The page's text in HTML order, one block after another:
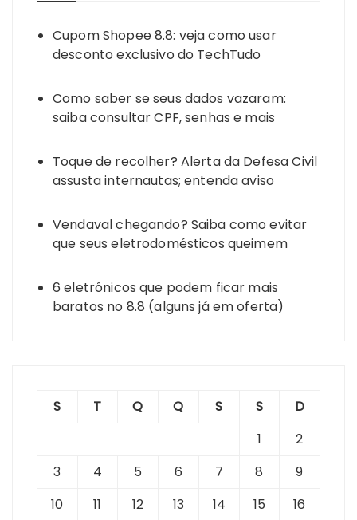
Cupom Shopee 8.8: veja como usar
desconto exclusivo do TechTudo
Como saber se seus dados vazaram:
saiba consultar CPF, senhas e mais
Toque de recolher? Alerta da Defesa Civil
assusta internautas; entenda aviso
Vendaval chegando? Saiba como evitar
que seus eletrodomésticos queimem
6 eletrônicos que podem ficar mais
baratos no 8.8 (alguns já em oferta)
S T Q Q S S
D
1
2
3
4 5 6 7 8
9
10
11 12 13 14 15
16